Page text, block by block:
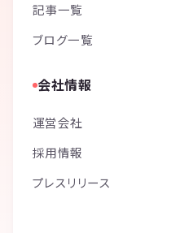
記事一覧
ブログ一覧
会社情報
運営会社
採用情報
プレスリリース